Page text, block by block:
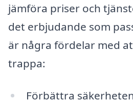
jämföra priser och
det erbjudande som
är några fördelar med
trappa:
Förbättra